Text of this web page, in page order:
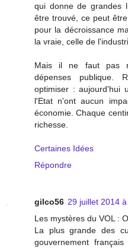
qui donne de grandes
être trouvé, ce peut
pour la décroissance
la vraie, celle de
Mais il ne faut pas
dépenses publique.
optimiser : aujourd'hui
l'Etat n'ont aucun
économie. Chaque
richesse.
Certaines Idées
Répondre
gilco56 29 juillet 2014
Les mystères du VOL :
La plus grande des
gouvernement